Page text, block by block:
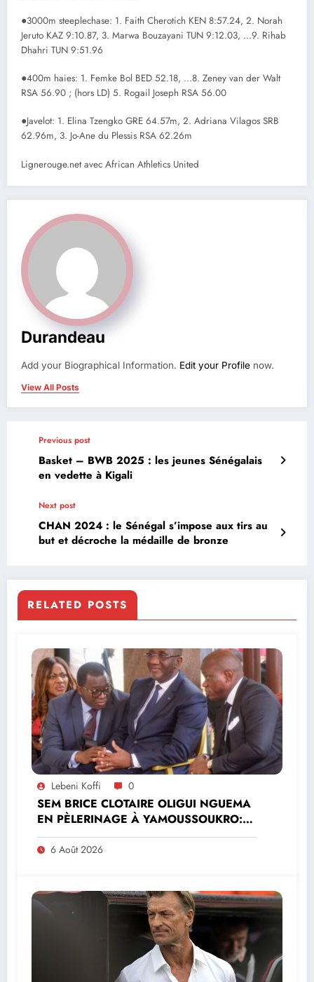
●3000m steeplechase: 1. Faith Cherotich KEN 8:57.24, 2. Norah
Jeruto KAZ 9:10.87, 3. Marwa Bouzayani TUN 9:12.03, …9. Rihab
Dhahri TUN 9:51.96
●400m haies: 1. Femke Bol BED 52.18, …8. Zeney van der Walt
RSA 56.90 ; (hors LD) 5. Rogail Joseph RSA 56.00
●Javelot: 1. Elina Tzengko GRE 64.57m, 2. Adriana Vilagos SRB
62.96m, 3. Jo-Ane du Plessis RSA 62.26m
Lignerouge.net avec African Athletics United
Durandeau
Add your Biographical Information. Edit your Profile now.
View All Posts
Previous post
Basket – BWB 2025 : les jeunes Sénégalais
en vedette à Kigali
Next post
CHAN 2024 : le Sénégal s’impose aux tirs au
but et décroche la médaille de bronze
RELATED POSTS
Lebeni Koffi 0
SEM BRICE CLOTAIRE OLIGUI NGUEMA
EN PÈLERINAGE À YAMOUSSOUKRO:LE
MINISTRE PAULIN CLAUDE DANHO
PREND PART À LA CÉRÉMONIE
6 Août 2026